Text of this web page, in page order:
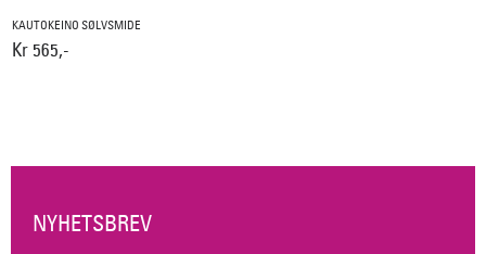
KAUTOKEINO SØLVSMIDE
Kr 565,-
NYHETSBREV